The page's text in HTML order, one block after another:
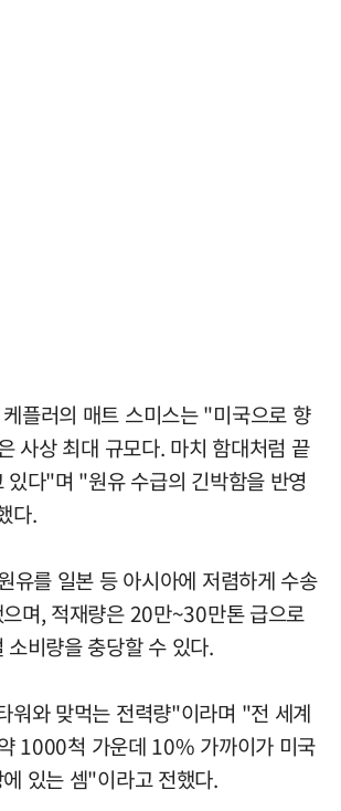
플러의 매트 스미스는 "미국으로 향
사상 최대 규모다. 마치 함대처럼 끝
있다"며 "원유 수급의 긴박함을 반영
다.
유를 일본 등 아시아에 저렴하게 수송
며, 적재량은 20만~30만톤 급으로
소비량을 충당할 수 있다.
워와 맞먹는 전력량"이라며 "전 세계
1000척 가운데 10% 가까이가 미국
있는 셈"이라고 전했다.